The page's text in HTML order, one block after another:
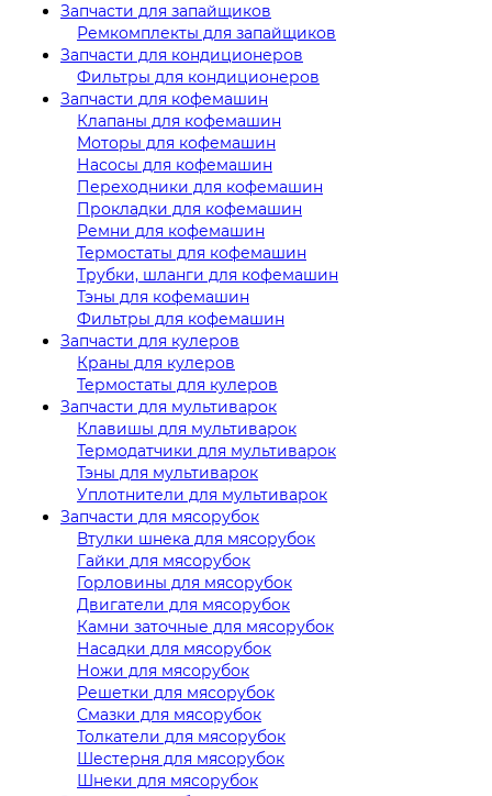
Запчасти для запайщиков
Ремкомплекты для запайщиков
Запчасти для кондиционеров
Фильтры для кондиционеров
Запчасти для кофемашин
Клапаны для кофемашин
Моторы для кофемашин
Насосы для кофемашин
Переходники для кофемашин
Прокладки для кофемашин
Ремни для кофемашин
Термостаты для кофемашин
Трубки, шланги для кофемашин
Тэны для кофемашин
Фильтры для кофемашин
Запчасти для кулеров
Краны для кулеров
Термостаты для кулеров
Запчасти для мультиварок
Клавишы для мультиварок
Термодатчики для мультиварок
Тэны для мультиварок
Уплотнители для мультиварок
Запчасти для мясорубок
Втулки шнека для мясорубок
Гайки для мясорубок
Горловины для мясорубок
Двигатели для мясорубок
Камни заточные для мясорубок
Насадки для мясорубок
Ножи для мясорубок
Решетки для мясорубок
Смазки для мясорубок
Толкатели для мясорубок
Шестерня для мясорубок
Шнеки для мясорубок